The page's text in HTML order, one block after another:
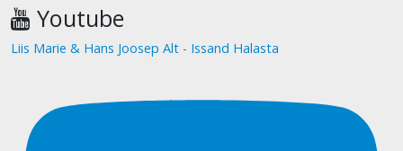
Youtube
Liis Marie & Hans Joosep Alt - Issand Halasta